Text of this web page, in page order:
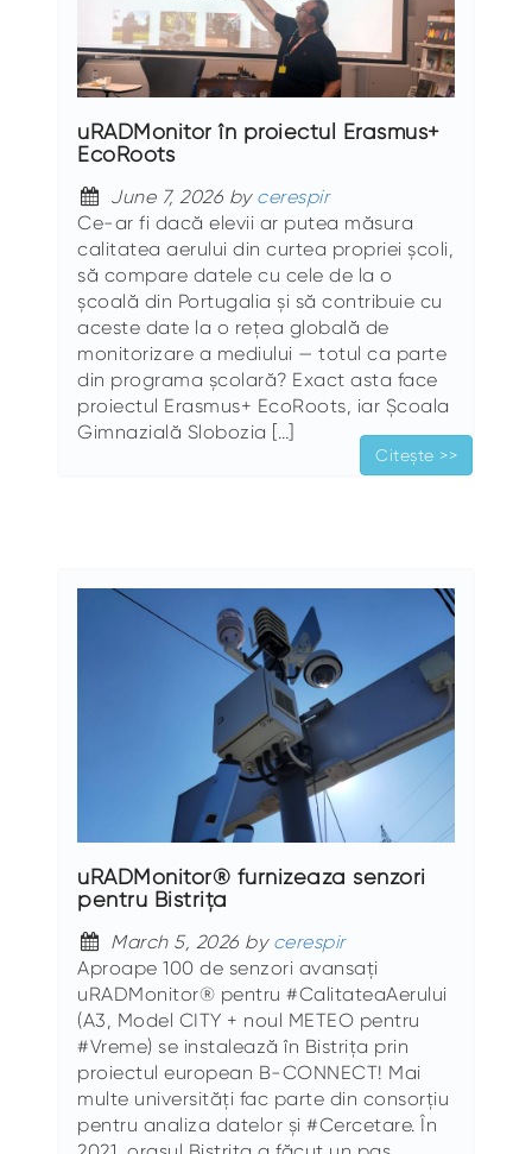
uRADMonitor în proiectul Erasmus+
EcoRoots
June 7, 2026 by cerespir
Ce-ar fi dacă elevii ar putea măsura
calitatea aerului din curtea propriei școli,
să compare datele cu cele de la o
școală din Portugalia și să contribuie cu
aceste date la o rețea globală de
monitorizare a mediului — totul ca parte
din programa școlară? Exact asta face
proiectul Erasmus+ EcoRoots, iar Școala
Gimnazială Slobozia […]
Citește >>
uRADMonitor® furnizeaza senzori
pentru Bistrița
March 5, 2026 by cerespir
Aproape 100 de senzori avansați
uRADMonitor® pentru #CalitateaAerului
(A3, Model CITY + noul METEO pentru
#Vreme) se instalează în Bistrița prin
proiectul european B-CONNECT! Mai
multe universități fac parte din consorțiu
pentru analiza datelor și #Cercetare. În